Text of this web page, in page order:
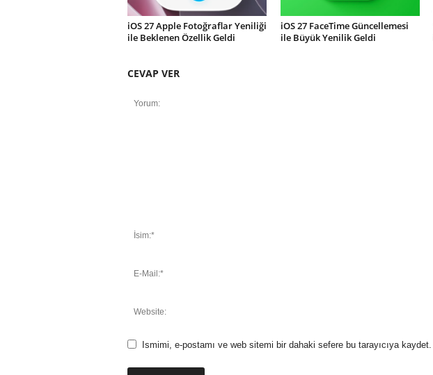
iOS 27 Apple Fotoğraflar Yeniliği
ile Beklenen Özellik Geldi
iOS 27 FaceTime Güncellemesi
ile Büyük Yenilik Geldi
CEVAP VER
Ismimi, e-postamı ve web sitemi bir dahaki sefere bu tarayıcıya kaydet.